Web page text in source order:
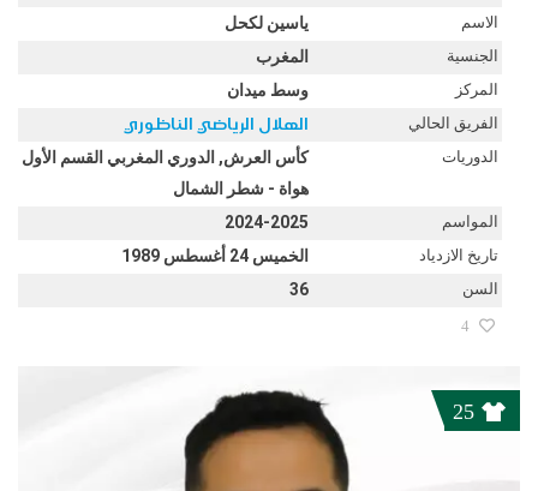
الاسم ياسين لكحل
الجنسية المغرب
المركز وسط ميدان
الفريق الحالي الهلال الرياضي الناظوري
الدوريات
كأس العرش, الدوري المغربي القسم الأول
هواة - شطر الشمال
المواسم 2024-2025
تاريخ الازدياد الخميس 24 أغسطس 1989
السن 36
4
25